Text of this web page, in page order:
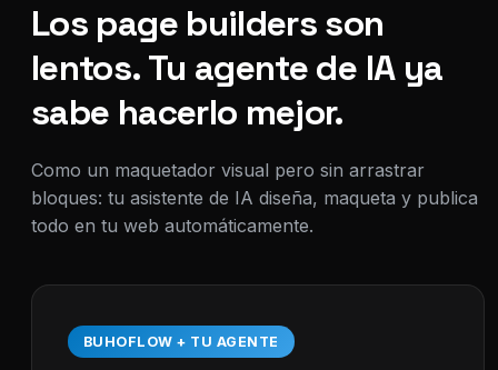
Los page builders son
lentos. Tu agente de IA ya
sabe hacerlo mejor.
Como un maquetador visual pero sin arrastrar
bloques: tu asistente de IA diseña, maqueta y publica
todo en tu web automáticamente.
BUHOFLOW + TU AGENTE